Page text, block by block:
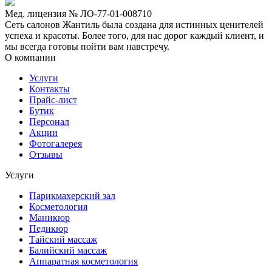
Мед. лицензия № ЛО-77-01-008710
Сеть салонов Жантиль была создана для истинных ценителей
успеха и красоты. Более того, для нас дорог каждый клиент, и
мы всегда готовы пойти вам навстречу.
О компании
Услуги
Контакты
Прайс-лист
Бутик
Персонал
Акции
Фотогалерея
Отзывы
Услуги
Парикмахерский зал
Косметология
Маникюр
Педикюр
Тайский массаж
Балийский массаж
Аппаратная косметология